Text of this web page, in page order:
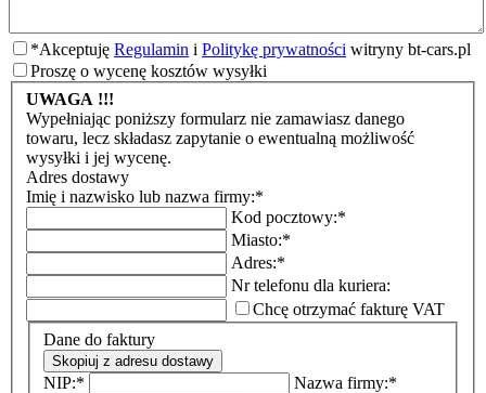
*Akceptuję Regulamin i Politykę prywatności witryny bt-cars.pl
Proszę o wycenę kosztów wysyłki
UWAGA !!!
Wypełniając poniższy formularz nie zamawiasz danego
towaru, lecz składasz zapytanie o ewentualną możliwość
wysyłki i jej wycenę.
Adres dostawy
Imię i nazwisko lub nazwa firmy:*
Kod pocztowy:*
Miasto:*
Adres:*
Nr telefonu dla kuriera:
Chcę otrzymać fakturę VAT
Dane do faktury
Skopiuj z adresu dostawy
NIP:* Nazwa firmy:*